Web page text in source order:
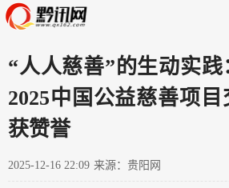
“人人慈善”的生动实
2025中国公益慈善项
获赞誉
2025-12-16 22:09 来源：贵阳网